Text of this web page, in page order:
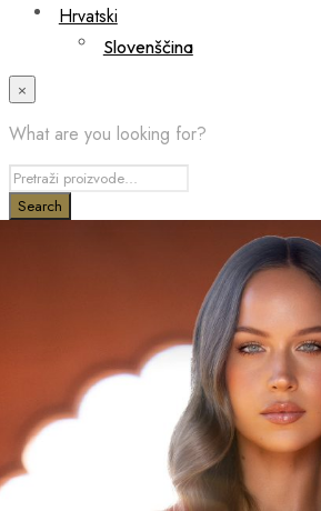
Hrvatski
Slovenščina
×
What are you looking for?